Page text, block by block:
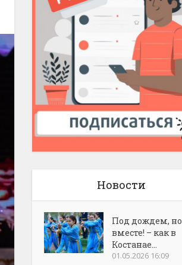
Новости
Под дождем, но
вместе! – как в
Костанае...
01.05.2026 16:09